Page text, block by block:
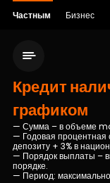
Частным Бизнес
Кредит
графиком
— Сумма – в объеме
— Годовая процентная
депозиту + 3% в
— Порядок выплаты –
порядке.
— Период: